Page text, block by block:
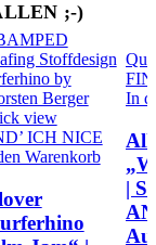
;-)
view
ICH NICE
Warenkorb
In
|